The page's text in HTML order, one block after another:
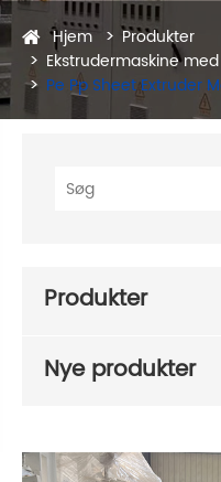
Hjem
Produkter
Ekstrudermaskine
Pe Pp Sheet Extruder
Produkter
Nye produkter